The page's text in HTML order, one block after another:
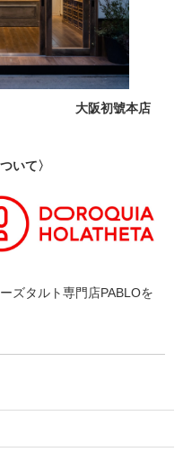
大阪初號本店
いて〉
ズタルト専門店PABLOを